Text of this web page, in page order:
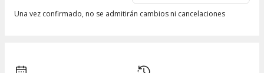
Una vez confirmado, no se admitirán cambios ni cancelaciones